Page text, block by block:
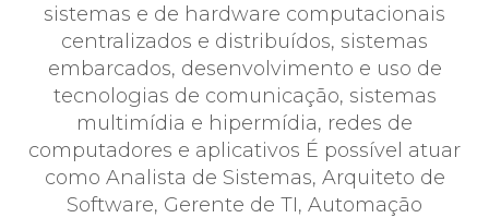
sistemas e de hardware computacionais
centralizados e distribuídos, sistemas
embarcados, desenvolvimento e uso de
tecnologias de comunicação, sistemas
multimídia e hipermídia, redes de
computadores e aplicativos É possível atuar
como Analista de Sistemas, Arquiteto de
Software, Gerente de TI, Automação